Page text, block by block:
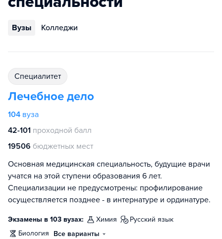
Вузы Колледжи
специалитет
Лечебное дело
104 вуза
42-101 проходной балл
19506 бюджетных мест
Основная медицинская специальность, будущие врачи
учатся на этой ступени образования 6 лет.
Специализации не предусмотрены: профилирование
осуществляется позднее - в интернатуре и ординатуре.
Экзамены в 103 вузах: химия
русский язык
биология
Все варианты